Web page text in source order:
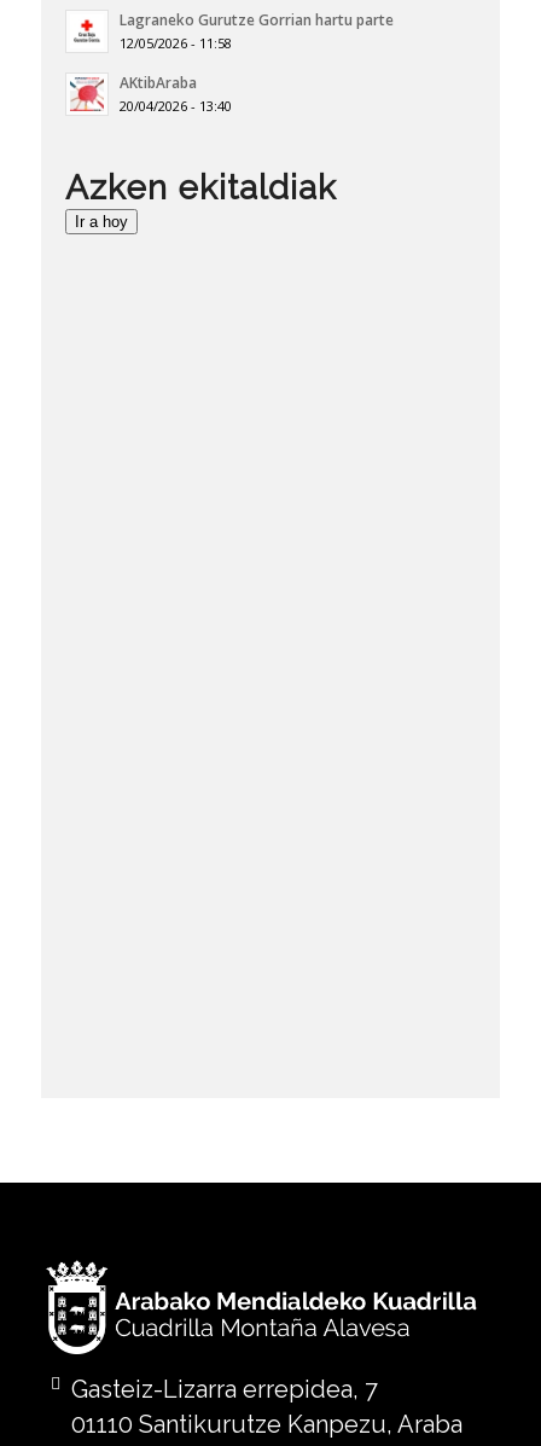
Lagraneko Gurutze Gorrian hartu parte
12/05/2026 - 11:58
AKtibAraba
20/04/2026 - 13:40
Azken ekitaldiak
Ir a hoy
Gasteiz-Lizarra errepidea, 7
01110 Santikurutze Kanpezu, Araba